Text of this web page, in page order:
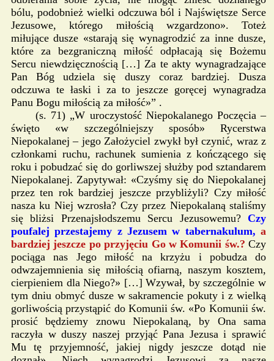
bólu, podobnież wielki odczuwa ból i Najświętsze Serce
Jezusowe, którego miłością wzgardzono». Toteż
miłujące dusze «starają się wynagrodzić za inne dusze,
które za bezgraniczną miłość odpłacają się Bożemu
Sercu niewdzięcznością […] Za te akty wynagradzające
Pan Bóg udziela się duszy coraz bardziej. Dusza
odczuwa te łaski i za to jeszcze goręcej wynagradza
Panu Bogu miłością za miłość»” .
(s. 71) „W uroczystość Niepokalanego Poczęcia –
święto «w szczególniejszy sposób» Rycerstwa
Niepokalanej – jego Założyciel zwykł był czynić, wraz z
członkami ruchu, rachunek sumienia z kończącego się
roku i pobudzać się do gorliwszej służby pod sztandarem
Niepokalanej. Zapytywał: «Czyśmy się do Niepokalanej
przez ten rok bardziej jeszcze przybliżyli? Czy miłość
nasza ku Niej wzrosła? Czy przez Niepokalaną staliśmy
się bliżsi Przenajsłodszemu Sercu Jezusowemu? Czy
poufalej przestajemy z Jezusem w tabernakulum, a
bardziej jeszcze po przyjęciu Go w Komunii św.? Czy
pociąga nas Jego miłość na krzyżu i pobudza do
odwzajemnienia się miłością ofiarną, naszym kosztem,
cierpieniem dla Niego?» […] Wzywał, by szczególnie w
tym dniu obmyć dusze w sakramencie pokuty i z wielką
gorliwością przystąpić do Komunii św. «Po Komunii św.
prosić będziemy znowu Niepokalaną, by Ona sama
raczyła w duszy naszej przyjąć Pana Jezusa i sprawić
Mu tę przyjemność, jakiej nigdy jeszcze dotąd nie